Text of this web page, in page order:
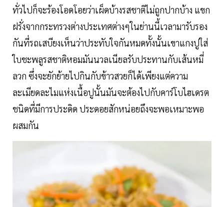
ทั่วไปก็จะร้องโอดโอยว่าเผ็ดบ้างรสชาติไม่ถูกปากบ้าง แขก
ฝรั่งจากกระทรวงต่างประเทศต่างๆในย่านนี้เวลามารับรอง
กันที่รถเสบียงเห็นว่าประทับใจกันหมดทั้งนั้นเขาแกงปูใส่
ใบชะพลูรสชาติหอมมันนวลเนียลรับประทานกับเส้นหมี่
ลวก ซึ่งจะยักย้ายไปกินกับข้าวสวยก็ได้เพียงแต่ความ
ละเมียดละไมแห่งเนื้อปูนั้นมันจะต้องไปกับคาร์โบไฮเดรต
ชนิดที่มีการประดิด ประดอยสักหน่อยถึงจะพอเหมาะพอ
ผสมกัน